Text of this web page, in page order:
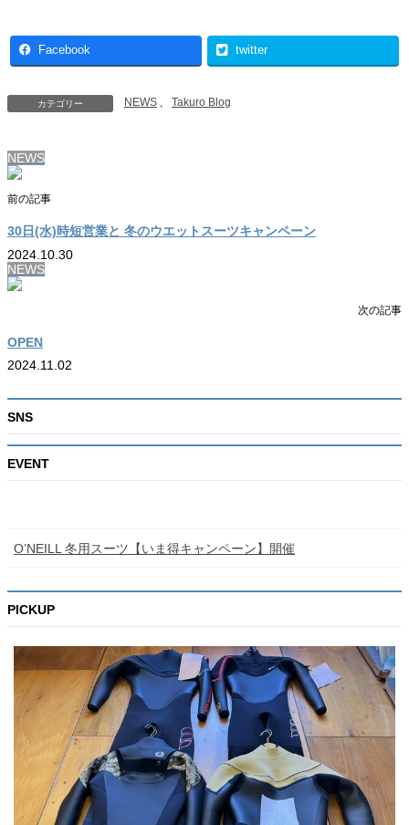
Facebook twitter
カテゴリー NEWS 、 Takuro Blog
NEWS
前の記事
30日(水)時短営業と 冬のウエットスーツキャンペーン
2024.10.30
NEWS
次の記事
OPEN
2024.11.02
SNS
EVENT
O’NEILL 冬用スーツ【いま得キャンペーン】開催
PICKUP